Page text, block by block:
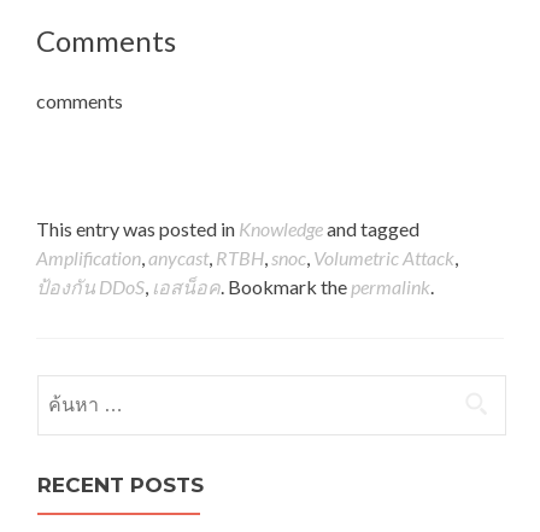
Comments
comments
This entry was posted in Knowledgeand tagged
Amplification,anycast, RTBH,snoc, Volumetric Attack,
ป้องกัน DDoS, เอสน็อค. Bookmark the permalink.
ค้นหาสำหรับ:
RECENT POSTS